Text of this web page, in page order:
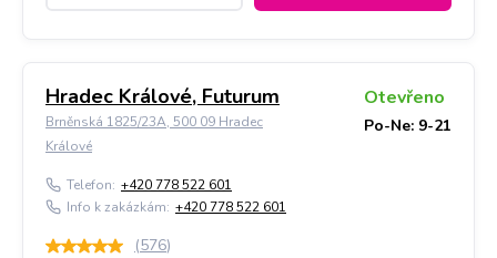
Hradec Králové, Futurum
Brněnská 1825/23A, 500 09 Hradec
Králové
Otevřeno
Po-Ne: 9-21
Telefon: +420 778 522 601
Info k zakázkám: +420 778 522 601
(576)